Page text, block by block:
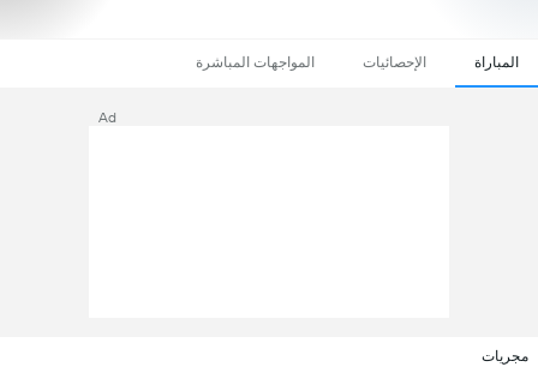
المباراة الإحصائيات المواجهات المباشرة
Ad
مجريات